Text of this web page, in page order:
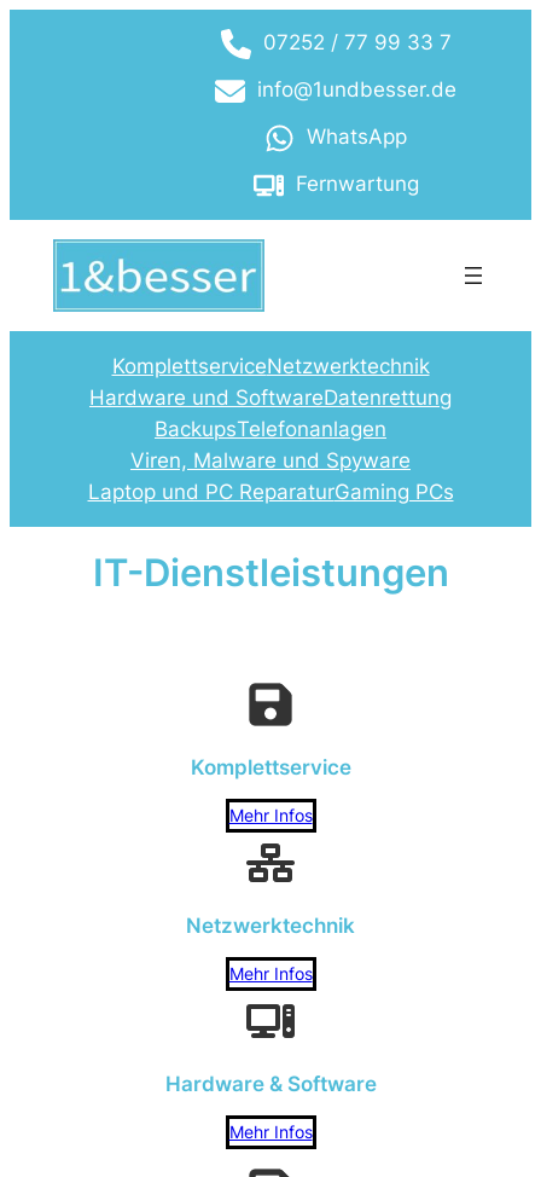
07252 / 77 99 33 7
info@1undbesser.de
WhatsApp
Fernwartung
KomplettserviceNetzwerktechnik
Hardware und SoftwareDatenrettung
BackupsTelefonanlagen
Viren, Malware und Spyware
Laptop und PC ReparaturGaming PCs
IT-Dienstleistungen
Komplettservice
Mehr Infos
Netzwerktechnik
Mehr Infos
Hardware & Software
Mehr Infos